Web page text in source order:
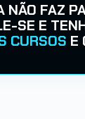
NÃO FAZ
SE E
CURSOS E